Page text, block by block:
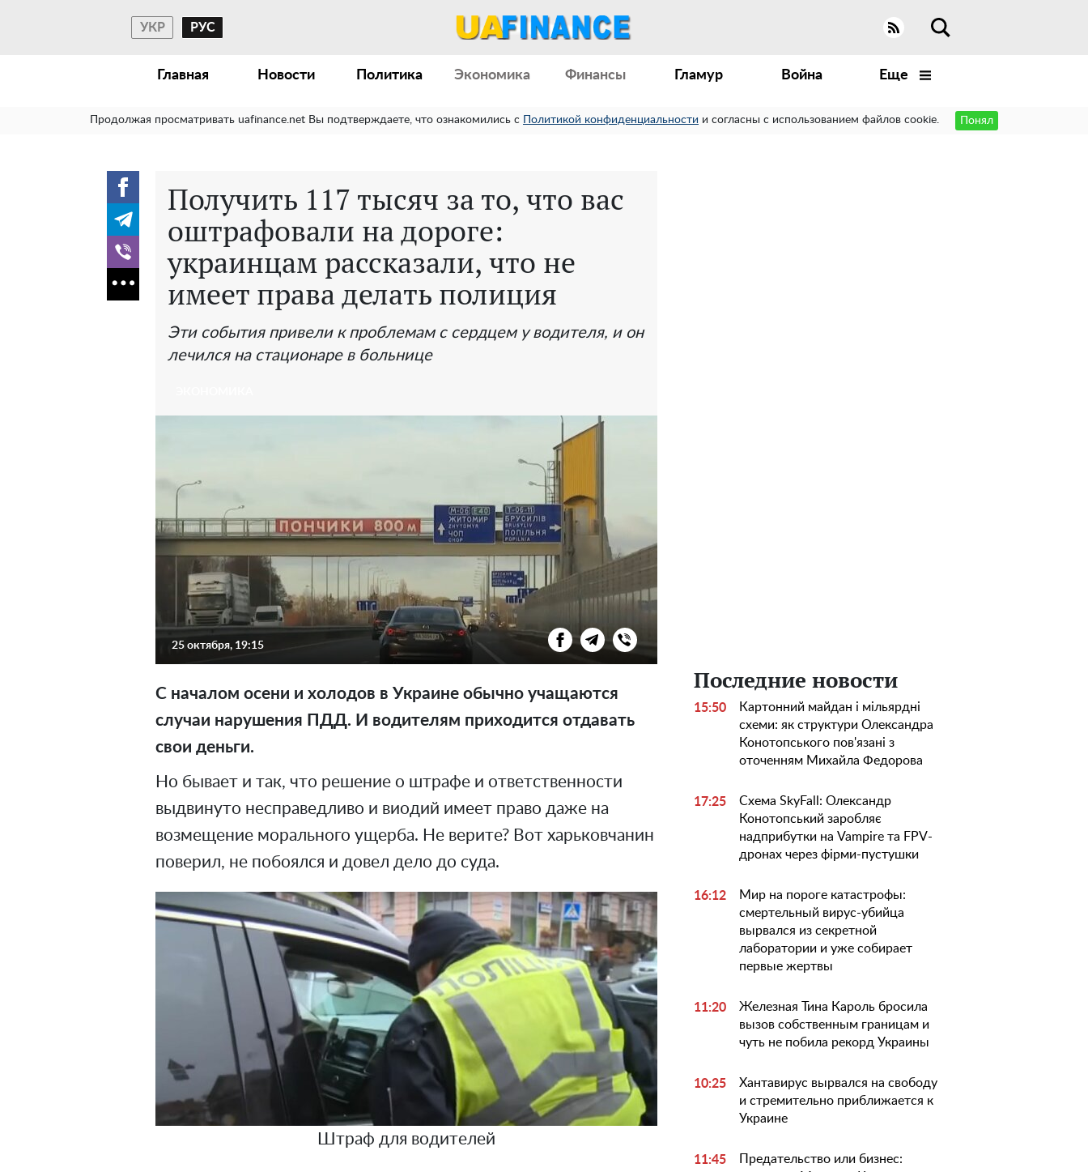
УКР РУС
Главная Новости Политика Экономика Финансы Гламур Война Еще
Продолжая просматривать uafinance.net Вы подтверждаете, что ознакомились с Политикой конфиденциальности и согласны с использованием файлов cookie. Понял
Получить 117 тысяч за то, что вас
оштрафовали на дороге:
украинцам рассказали, что не
имеет права делать полиция
Эти события привели к проблемам с сердцем у водителя, и он
лечился на стационаре в больнице
25 октября, 19:15
С началом осени и холодов в Украине обычно учащаются
случаи нарушения ПДД. И водителям приходится отдавать
свои деньги.
Но бывает и так, что решение о штрафе и ответственности
выдвинуто несправедливо и виодий имеет право даже на
возмещение морального ущерба. Не верите? Вот харьковчанин
поверил, не побоялся и довел дело до суда.
Штраф для водителей
Последние новости
15:50
Картонний майдан і мільярдні
схеми: як структури Олександра
Конотопського пов'язані з
оточенням Михайла Федорова
17:25
Схема SkyFall: Олександр
Конотопський заробляє
надприбутки на Vampire та FPV-
дронах через фірми-пустушки
16:12
Мир на пороге катастрофы:
смертельный вирус-убийца
вырвался из секретной
лаборатории и уже собирает
первые жертвы
11:20
Железная Тина Кароль бросила
вызов собственным границам и
чуть не побила рекорд Украины
10:25
Хантавирус вырвался на свободу
и стремительно приближается к
Украине
11:45
Предательство или бизнес: